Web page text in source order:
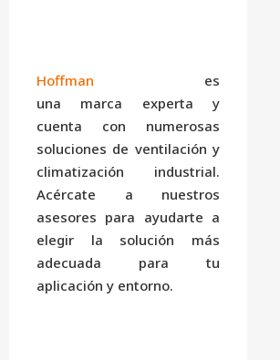
Hoffman
es
una marca experta y
cuenta con numerosas
soluciones de ventilación y
climatización industrial.
Acércate a nuestros
asesores para ayudarte a
elegir la solución más
adecuada para tu
aplicación y entorno.